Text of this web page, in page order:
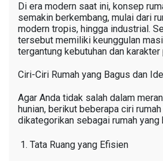
Di era modern saat ini, konsep
semakin berkembang, mulai dari
modern tropis, hingga industrial.
tersebut memiliki keunggulan
tergantung kebutuhan dan karakter
Ciri-Ciri Rumah yang Bagus dan
Agar Anda tidak salah dalam
hunian, berikut beberapa ciri
dikategorikan sebagai rumah yang
Tata Ruang yang Efisien